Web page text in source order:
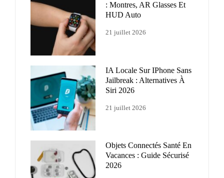
: Montres, AR Glasses Et
HUD Auto
21 juillet 2026
IA Locale Sur IPhone Sans
Jailbreak : Alternatives À
Siri 2026
21 juillet 2026
Objets Connectés Santé En
Vacances : Guide Sécurisé
2026